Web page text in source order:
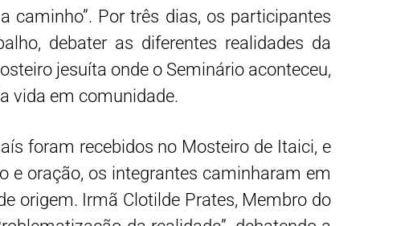
caminho”. Por três dias, os participantes
debater as diferentes realidades da
jesuíta onde o Seminário aconteceu,
vida em comunidade.
foram recebidos no Mosteiro de Itaici, e
e oração, os integrantes caminharam em
origem. Irmã Clotilde Prates, Membro do